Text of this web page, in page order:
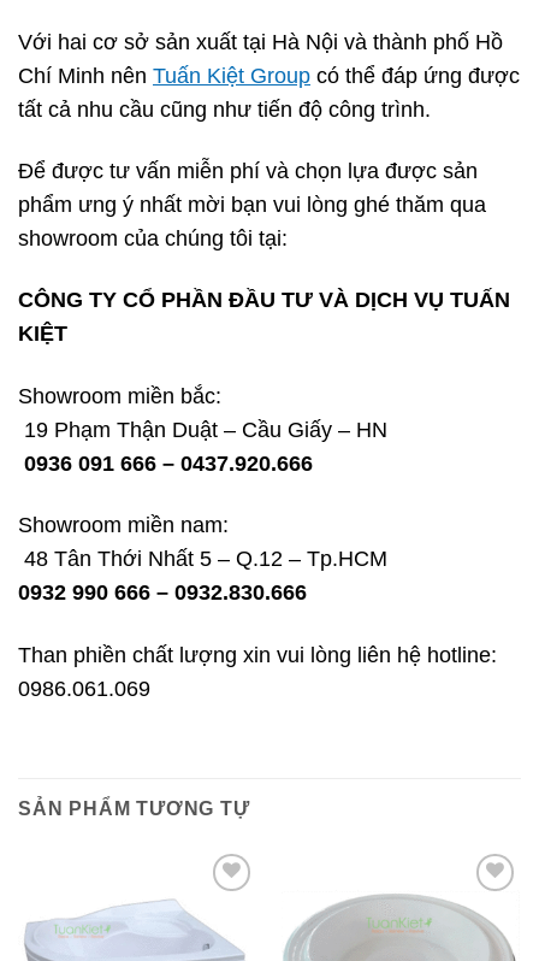
Với hai cơ sở sản xuất tại Hà Nội và thành phố Hồ
Chí Minh nên Tuấn Kiệt Group có thể đáp ứng được
tất cả nhu cầu cũng như tiến độ công trình.
Để được tư vấn miễn phí và chọn lựa được sản
phẩm ưng ý nhất mời bạn vui lòng ghé thăm qua
showroom của chúng tôi tại:
CÔNG TY CỔ PHẦN ĐẦU TƯ VÀ DỊCH VỤ TUẤN
KIỆT
Showroom miền bắc:
19 Phạm Thận Duật – Cầu Giấy – HN
0936 091 666 – 0437.920.666
Showroom miền nam:
48 Tân Thới Nhất 5 – Q.12 – Tp.HCM
0932 990 666 – 0932.830.666
Than phiền chất lượng xin vui lòng liên hệ hotline:
0986.061.069
SẢN PHẨM TƯƠNG TỰ
wishlist
Add to
wishlist